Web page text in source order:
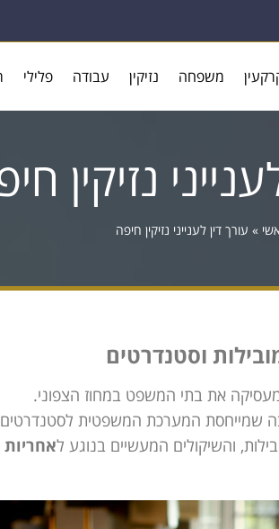
משפחה נזיקין עבודה פלילי
נזיקין
» עורך דין לענייני נזיקין חיפה
וסטנדרטים
את בתי המשפט במחוז הצפוני.
המערכת המשפטית לסטנדרטים
והשיקולים המעשיים בנוגע לאחריות